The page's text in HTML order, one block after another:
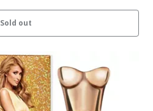
Sold out